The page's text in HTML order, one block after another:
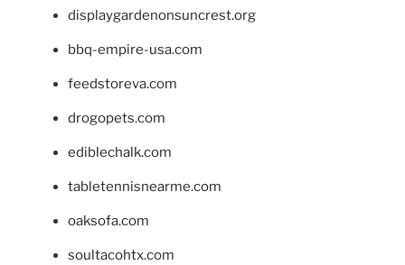
displaygardenonsuncrest.org
bbq-empire-usa.com
feedstoreva.com
drogopets.com
ediblechalk.com
tabletennisnearme.com
oaksofa.com
soultacohtx.com